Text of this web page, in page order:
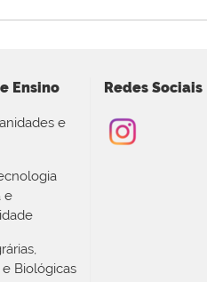
Ensino
e
e
Biológicas
Redes Sociais